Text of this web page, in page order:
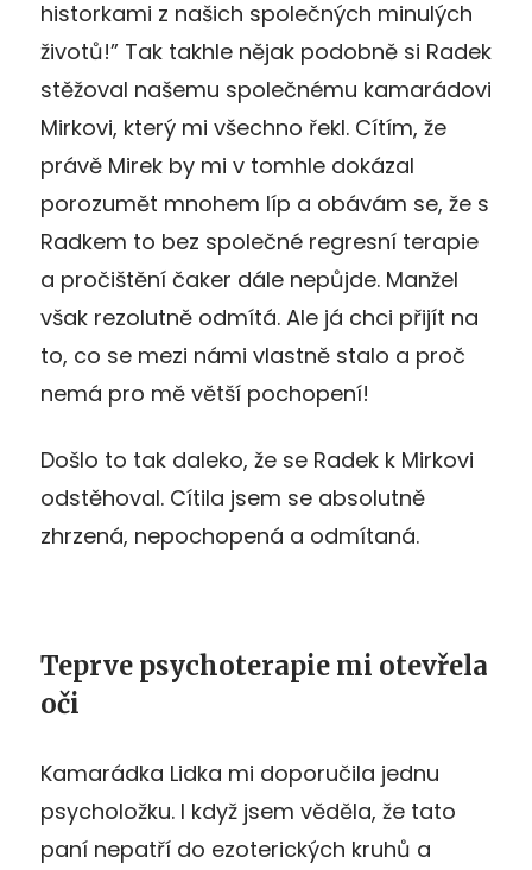
historkami z našich společných minulých
životů!” Tak takhle nějak podobně si Radek
stěžoval našemu společnému kamarádovi
Mirkovi, který mi všechno řekl. Cítím, že
právě Mirek by mi v tomhle dokázal
porozumět mnohem líp a obávám se, že s
Radkem to bez společné regresní terapie
a pročištění čaker dále nepůjde. Manžel
však rezolutně odmítá. Ale já chci přijít na
to, co se mezi námi vlastně stalo a proč
nemá pro mě větší pochopení!
Došlo to tak daleko, že se Radek k Mirkovi
odstěhoval. Cítila jsem se absolutně
zhrzená, nepochopená a odmítaná.
Teprve psychoterapie mi otevřela
oči
Kamarádka Lidka mi doporučila jednu
psycholožku. I když jsem věděla, že tato
paní nepatří do ezoterických kruhů a